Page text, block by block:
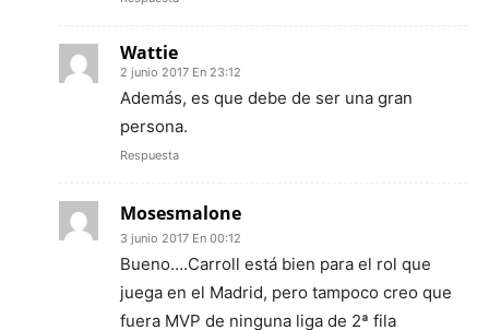
Wattie
2 junio 2017 En 23:12
Además, es que debe de ser una gran
persona.
Respuesta
Mosesmalone
3 junio 2017 En 00:12
Bueno….Carroll está bien para el rol que
juega en el Madrid, pero tampoco creo que
fuera MVP de ninguna liga de 2ª fila